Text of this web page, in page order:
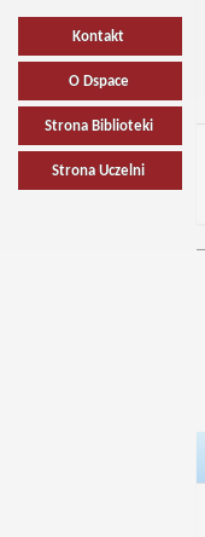
Kontakt
O Dspace
Strona Biblioteki
Strona Uczelni